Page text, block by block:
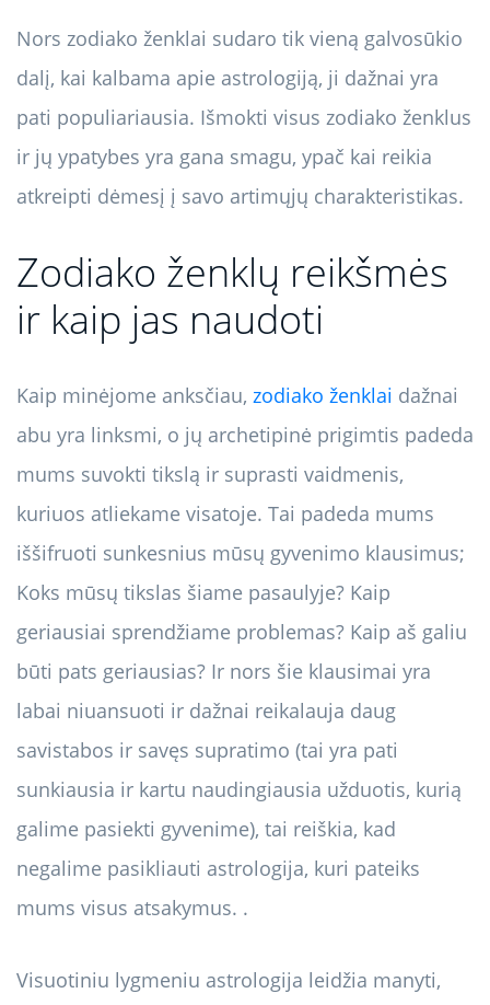
Nors zodiako ženklai sudaro tik vieną galvosūkio
dalį, kai kalbama apie astrologiją, ji dažnai yra
pati populiariausia. Išmokti visus zodiako ženklus
ir jų ypatybes yra gana smagu, ypač kai reikia
atkreipti dėmesį į savo artimųjų charakteristikas.
Zodiako ženklų reikšmės
ir kaip jas naudoti
Kaip minėjome anksčiau, zodiako ženklai dažnai
abu yra linksmi, o jų archetipinė prigimtis padeda
mums suvokti tikslą ir suprasti vaidmenis,
kuriuos atliekame visatoje. Tai padeda mums
iššifruoti sunkesnius mūsų gyvenimo klausimus;
Koks mūsų tikslas šiame pasaulyje? Kaip
geriausiai sprendžiame problemas? Kaip aš galiu
būti pats geriausias? Ir nors šie klausimai yra
labai niuansuoti ir dažnai reikalauja daug
savistabos ir savęs supratimo (tai yra pati
sunkiausia ir kartu naudingiausia užduotis, kurią
galime pasiekti gyvenime), tai reiškia, kad
negalime pasikliauti astrologija, kuri pateiks
mums visus atsakymus. .
Visuotiniu lygmeniu astrologija leidžia manyti,